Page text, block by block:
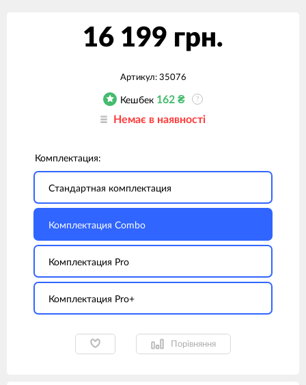
16 199 грн.
Артикул: 35076
Кешбек 162 ₴ ?
Немає в наявності
Комплектация:
Стандартная комплектация
Комплектация Combo
Комплектация Pro
Комплектация Pro+
Порівняння